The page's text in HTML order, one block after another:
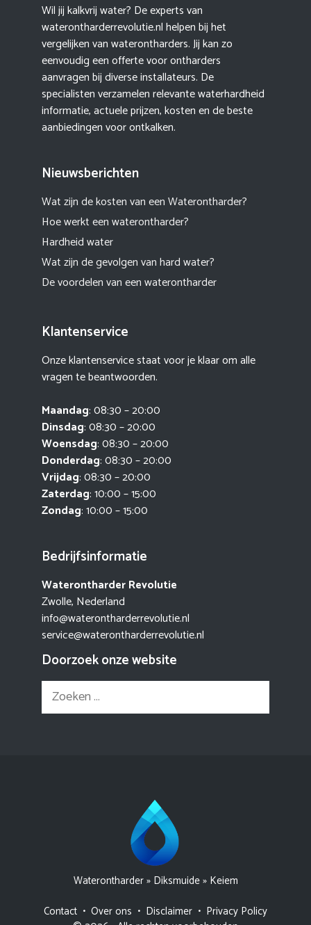
Wil jij kalkvrij water? De experts van
waterontharderrevolutie.nl helpen bij het
vergelijken van waterontharders. Jij kan zo
eenvoudig een offerte voor ontharders
aanvragen bij diverse installateurs. De
specialisten verzamelen relevante waterhardheid
informatie, actuele prijzen, kosten en de beste
aanbiedingen voor ontkalken.
Nieuwsberichten
Wat zijn de kosten van een Waterontharder?
Hoe werkt een waterontharder?
Hardheid water
Wat zijn de gevolgen van hard water?
De voordelen van een waterontharder
Klantenservice
Onze klantenservice staat voor je klaar om alle
vragen te beantwoorden.
Maandag: 08:30 – 20:00
Dinsdag: 08:30 – 20:00
Woensdag: 08:30 – 20:00
Donderdag: 08:30 – 20:00
Vrijdag: 08:30 – 20:00
Zaterdag: 10:00 – 15:00
Zondag: 10:00 – 15:00
Bedrijfsinformatie
Waterontharder Revolutie
Zwolle, Nederland
info@waterontharderrevolutie.nl
service@waterontharderrevolutie.nl
Doorzoek onze website
Zoek
naar:
Waterontharder» Diksmuide» Keiem
Contact • Over ons • Disclaimer • Privacy Policy